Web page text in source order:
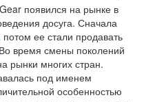
появился на рынке в
досуга. Сначала
потом ее стали продавать
время смены поколений
рынки многих стран.
под именем
особенностью